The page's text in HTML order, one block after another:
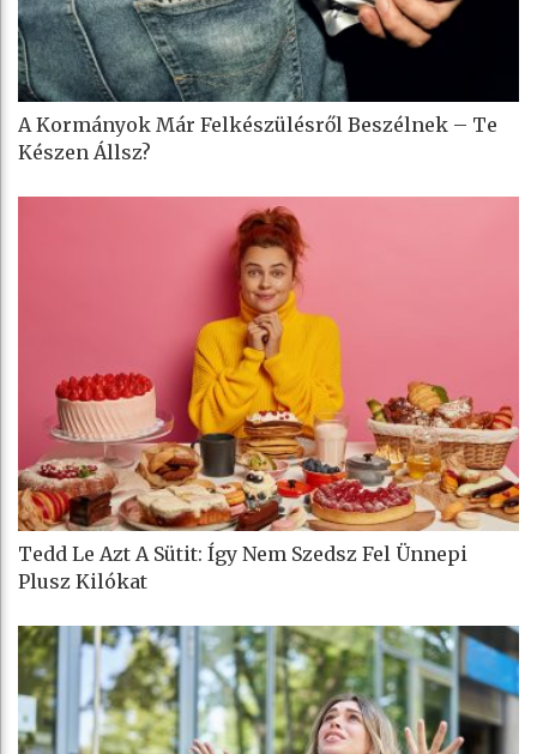
A Kormányok Már Felkészülésről Beszélnek – Te
Készen Állsz?
Tedd Le Azt A Sütit: Így Nem Szedsz Fel Ünnepi
Plusz Kilókat